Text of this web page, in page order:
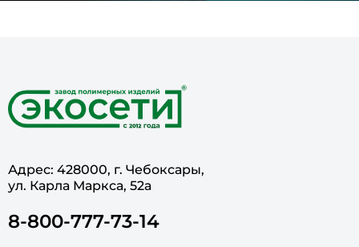
Адрес: 428000, г. Чебоксары,
ул. Карла Маркса, 52а
8-800-777-73-14